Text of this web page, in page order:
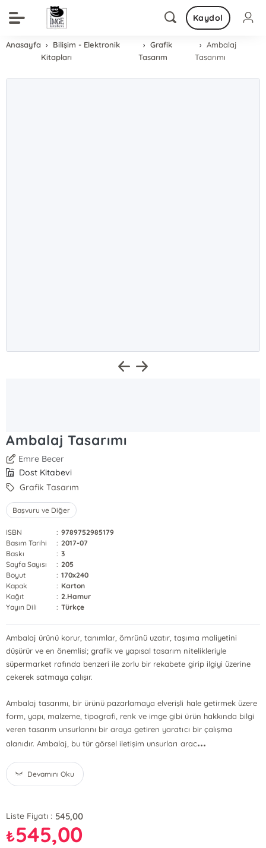
Kaydol
Anasayfa
Bilişim - Elektronik
Kitapları
Grafik
Tasarım
Ambalaj
Tasarımı
Ambalaj Tasarımı
Emre Becer
Dost Kitabevi
Grafik Tasarım
Başvuru ve Diğer
ISBN : 9789752985179
Basım Tarihi
: 2017-07
Baskı
: 3
Sayfa Sayısı
: 205
Boyut
: 170x240
Kapak
: Karton
Kağıt
: 2.Hamur
Yayın Dili
: Türkçe
Ambalaj ürünü korur, tanımlar, ömrünü uzatır, taşıma maliyetini
düşürür ve en önemlisi; grafik ve yapısal tasarım nitelikleriyle
süpermarket rafında benzeri ile zorlu bir rekabete girip ilgiyi üzerine
çekerek satmaya çalışır.
Ambalaj tasarımı, bir ürünü pazarlamaya elverişli hale getirmek üzere
form, yapı, malzeme, tipografi, renk ve imge gibi ürün hakkında bilgi
veren tasarım unsurlarını bir araya getiren yaratıcı bir çalışma
alanıdır. Ambalaj, bu tür görsel iletişim unsurları arac...
Devamını Oku
Liste Fiyatı : 545,00
₺545,00